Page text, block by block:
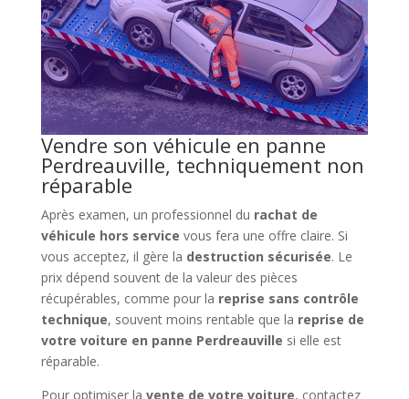
Vendre son véhicule en panne
Perdreauville, techniquement non
réparable
Après examen, un professionnel du rachat de
véhicule hors service vous fera une offre claire. Si
vous acceptez, il gère la destruction sécurisée. Le
prix dépend souvent de la valeur des pièces
récupérables, comme pour la reprise sans contrôle
technique, souvent moins rentable que la reprise de
votre voiture en panne Perdreauville si elle est
réparable.
Pour optimiser la vente de votre voiture, contactez